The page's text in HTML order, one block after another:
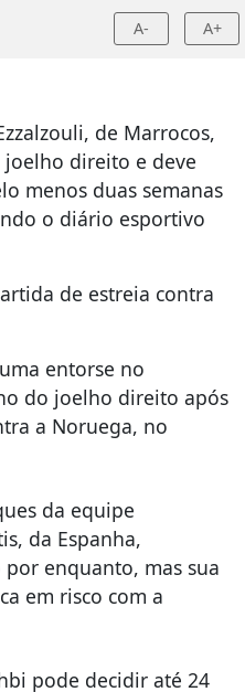
A- A+
de Marrocos,
direito e deve
menos duas semanas
o diário esportivo
de estreia contra
entorse no
do joelho direito após
a Noruega, no
da equipe
da Espanha,
enquanto, mas sua
em risco com a
pode decidir até 24